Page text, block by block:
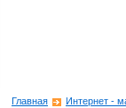
Главная Интернет -